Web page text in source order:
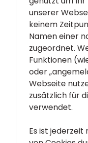
unserer
keinem
Namen einer
zugeordnet.
Funktionen
oder
Webseite
zusätzlich für
verwendet.
Es ist jederzeit